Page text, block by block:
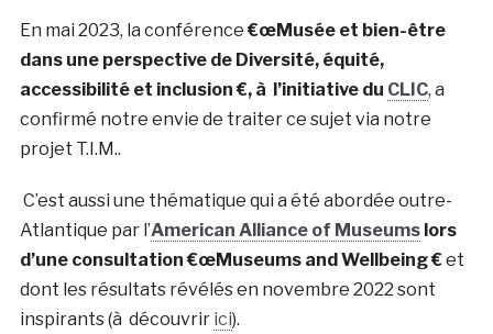
En mai 2023, la conférence €œMusée et bien-être
dans une perspective de Diversité, équité,
accessibilité et inclusion €, à l’initiative du CLIC, a
confirmé notre envie de traiter ce sujet via notre
projet T.I.M..
C’est aussi une thématique qui a été abordée outre-
Atlantique par l’American Alliance of Museumslors
d’une consultation €œMuseums and Wellbeing €et
dont les résultats révélés en novembre 2022 sont
inspirants (à découvrir ici).